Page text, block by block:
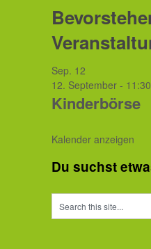
Sep. 12
12. September - 11:30
Kinderbörse
Kalender anzeigen
Du suchst